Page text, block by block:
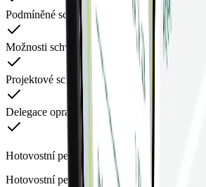
Podmíněné schvalování
Možnosti schvalování v týmech
Projektové schvalování
Delegace oprávnění při dovolené
Hotovostní peněženky
Hotovostní peněženky v CZK i dalších